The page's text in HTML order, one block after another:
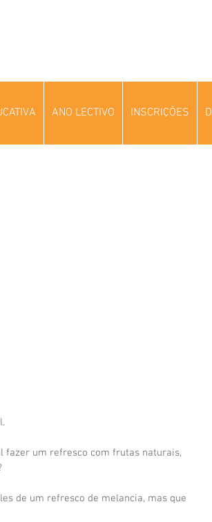
ANO LECTIVO INSCRIÇÕES
fazer um refresco com frutas naturais,
de um refresco de melancia, mas que